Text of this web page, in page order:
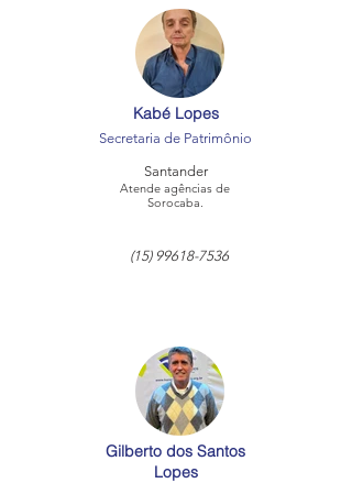
Kabé Lopes
Secretaria de Patrimônio
Santander
Atende agências de
Sorocaba.
(15) 99618-7536
Gilberto dos Santos
Lopes